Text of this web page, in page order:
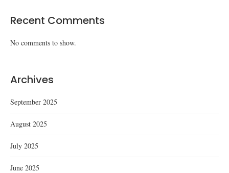
Recent Comments
No comments to show.
Archives
September 2025
August 2025
July 2025
June 2025